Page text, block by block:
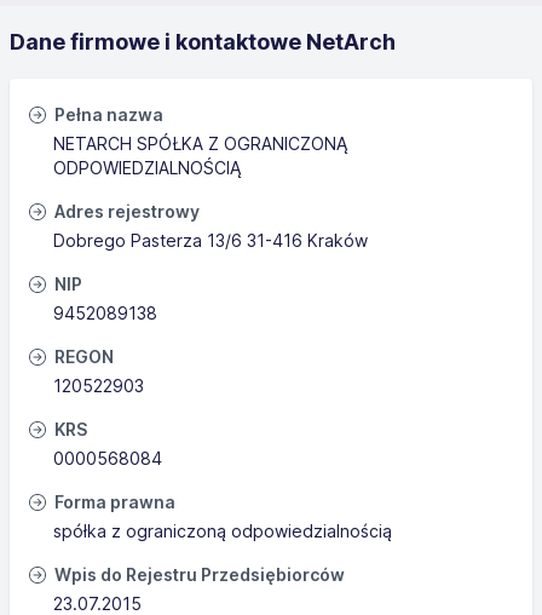
Dane firmowe i kontaktowe NetArch
Pełna nazwa
NETARCH SPÓŁKA Z OGRANICZONĄ
ODPOWIEDZIALNOŚCIĄ
Adres rejestrowy
Dobrego Pasterza 13/6 31-416 Kraków
NIP
9452089138
REGON
120522903
KRS
0000568084
Forma prawna
spółka z ograniczoną odpowiedzialnością
Wpis do Rejestru Przedsiębiorców
23.07.2015